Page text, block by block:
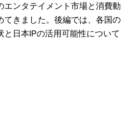
エンタテイメント市場と消費動
てきました。後編では、各国の
と日本IPの活用可能性について